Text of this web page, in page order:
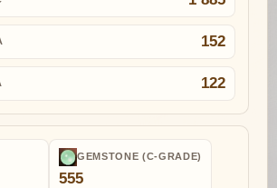
152
122
GEMSTONE (C-GRADE)
555